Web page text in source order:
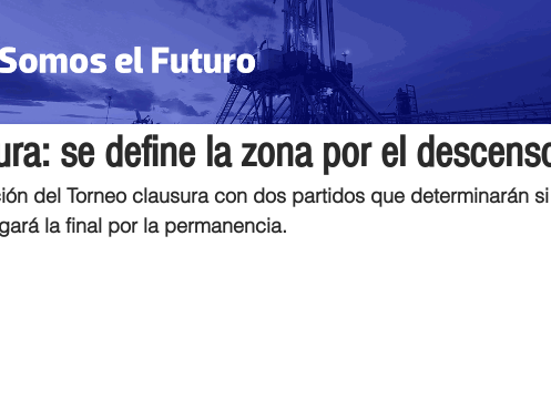
se define la zona por el
del Torneo clausura con dos partidos que determinarán
la final por la permanencia.